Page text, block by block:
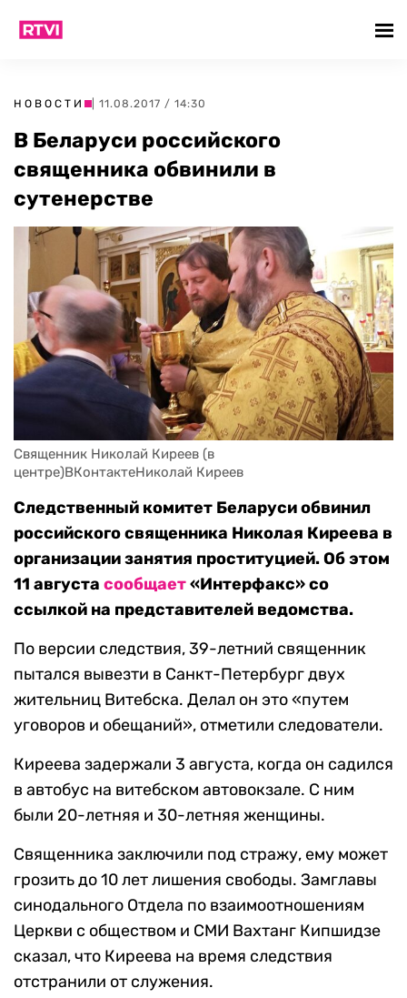
НОВОСТИ | 11.08.2017 / 14:30
В Беларуси российского
священника обвинили в
сутенерстве
Священник Николай Киреев (в
центре)ВКонтактеНиколай Киреев
Следственный комитет Беларуси обвинил
российского священника Николая Киреева в
организации занятия проституцией. Об этом
11 августа сообщает«Интерфакс» со
ссылкой на представителей ведомства.
По версии следствия, 39-летний священник
пытался вывезти в Санкт-Петербург двух
жительниц Витебска. Делал он это «путем
уговоров и обещаний», отметили следователи.
Киреева задержали 3 августа, когда он садился
в автобус на витебском автовокзале. С ним
были 20-летняя и 30-летняя женщины.
Священника заключили под стражу, ему может
грозить до 10 лет лишения свободы. Замглавы
синодального Отдела по взаимоотношениям
Церкви с обществом и СМИ Вахтанг Кипшидзе
сказал, что Киреева на время следствия
отстранили от служения.